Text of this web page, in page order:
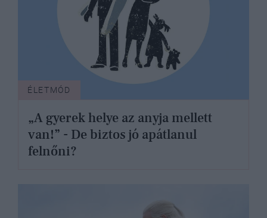
ÉLETMÓD
„A gyerek helye az anyja mellett
van!” - De biztos jó apátlanul
felnőni?